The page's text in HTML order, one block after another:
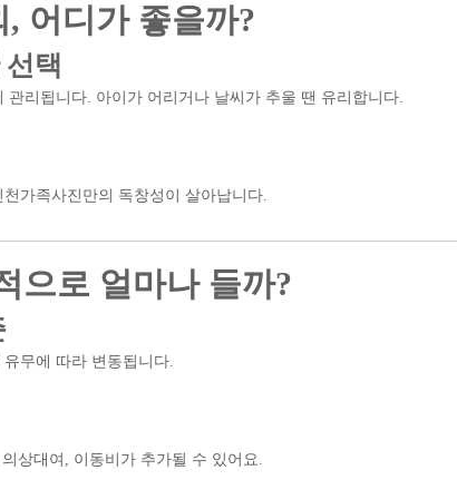
, 어디가 좋을까?
택
리됩니다. 아이가 어리거나 날씨가 추울 땐 유리합니다.
가족사진만의 독창성이 살아납니다.
으로 얼마나 들까?
무에 따라 변동됩니다.
상대여, 이동비가 추가될 수 있어요.